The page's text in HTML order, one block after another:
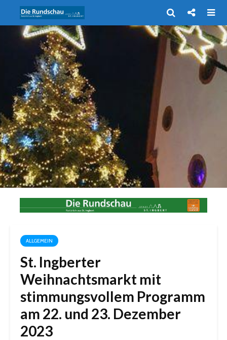
ALLGEMEIN
St. Ingberter
Weihnachtsmarkt mit
stimmungsvollem Programm
am 22. und 23. Dezember
2023